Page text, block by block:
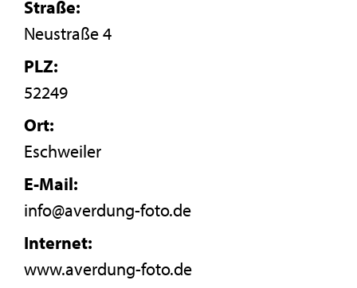
Straße:
Neustraße 4
PLZ:
52249
Ort:
Eschweiler
E-Mail:
info@averdung-foto.de
Internet:
www.averdung-foto.de